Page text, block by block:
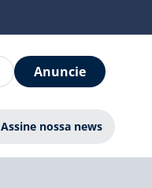
Anuncie
Assine nossa news